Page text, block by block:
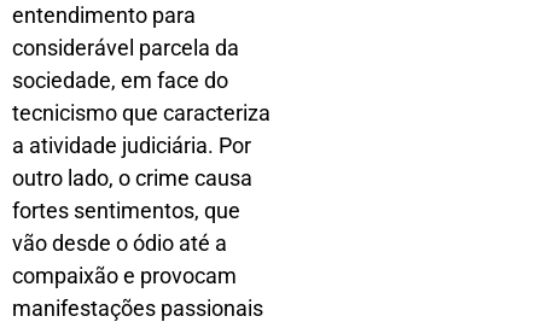
entendimento para
considerável parcela da
sociedade, em face do
tecnicismo que caracteriza
a atividade judiciária. Por
outro lado, o crime causa
fortes sentimentos, que
vão desde o ódio até a
compaixão e provocam
manifestações passionais